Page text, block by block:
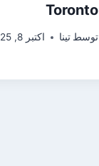
Toronto
توسط تینا اکتبر 8, 2025